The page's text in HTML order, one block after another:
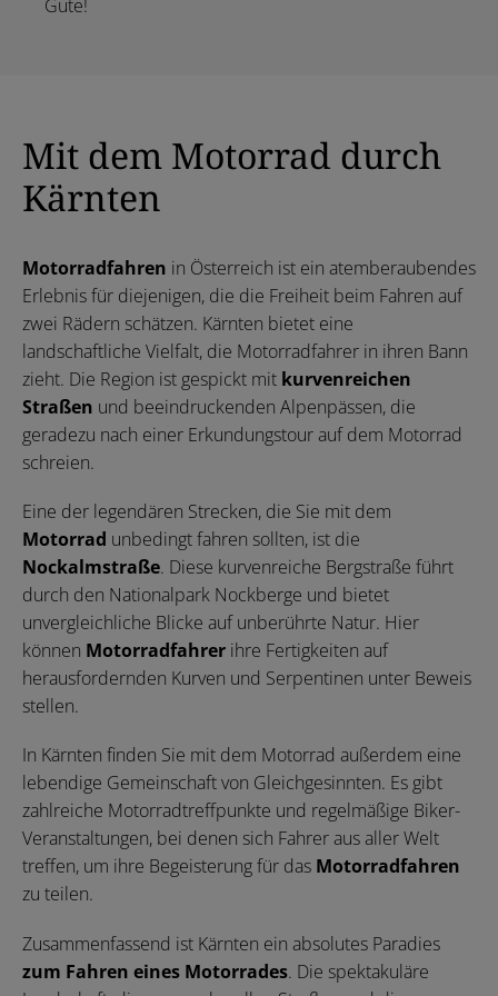
Gute!
Mit dem Motorrad durch
Kärnten
Motorradfahren in Österreich ist ein atemberaubendes
Erlebnis für diejenigen, die die Freiheit beim Fahren auf
zwei Rädern schätzen. Kärnten bietet eine
landschaftliche Vielfalt, die Motorradfahrer in ihren Bann
zieht. Die Region ist gespickt mit kurvenreichen
Straßen und beeindruckenden Alpenpässen, die
geradezu nach einer Erkundungstour auf dem Motorrad
schreien.
Eine der legendären Strecken, die Sie mit dem
Motorrad unbedingt fahren sollten, ist die
Nockalmstraße. Diese kurvenreiche Bergstraße führt
durch den Nationalpark Nockberge und bietet
unvergleichliche Blicke auf unberührte Natur. Hier
können Motorradfahrer ihre Fertigkeiten auf
herausfordernden Kurven und Serpentinen unter Beweis
stellen.
In Kärnten finden Sie mit dem Motorrad außerdem eine
lebendige Gemeinschaft von Gleichgesinnten. Es gibt
zahlreiche Motorradtreffpunkte und regelmäßige Biker-
Veranstaltungen, bei denen sich Fahrer aus aller Welt
treffen, um ihre Begeisterung für das Motorradfahren
zu teilen.
Zusammenfassend ist Kärnten ein absolutes Paradies
zum Fahren eines Motorrades. Die spektakuläre